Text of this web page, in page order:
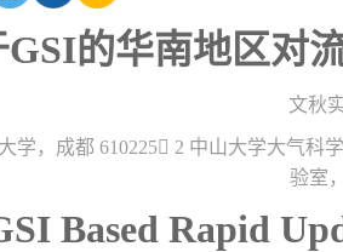
GSI的华南地区对
文秋
学，成都 610225 2 中山大学大气科
验室
Based Rapid